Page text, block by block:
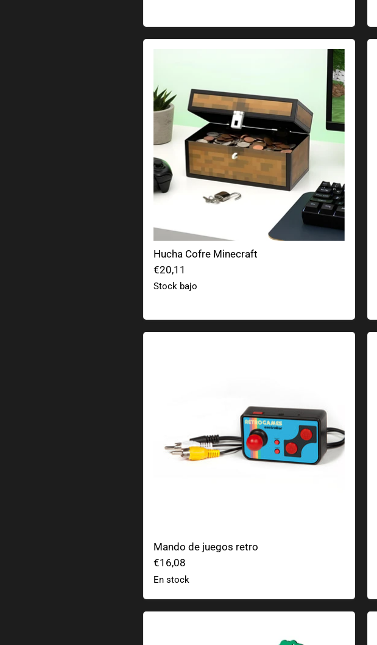
Hucha Cofre Minecraft
€20,11
Stock bajo
Mando de juegos retro
€16,08
En stock